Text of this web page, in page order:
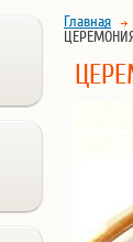
Главная